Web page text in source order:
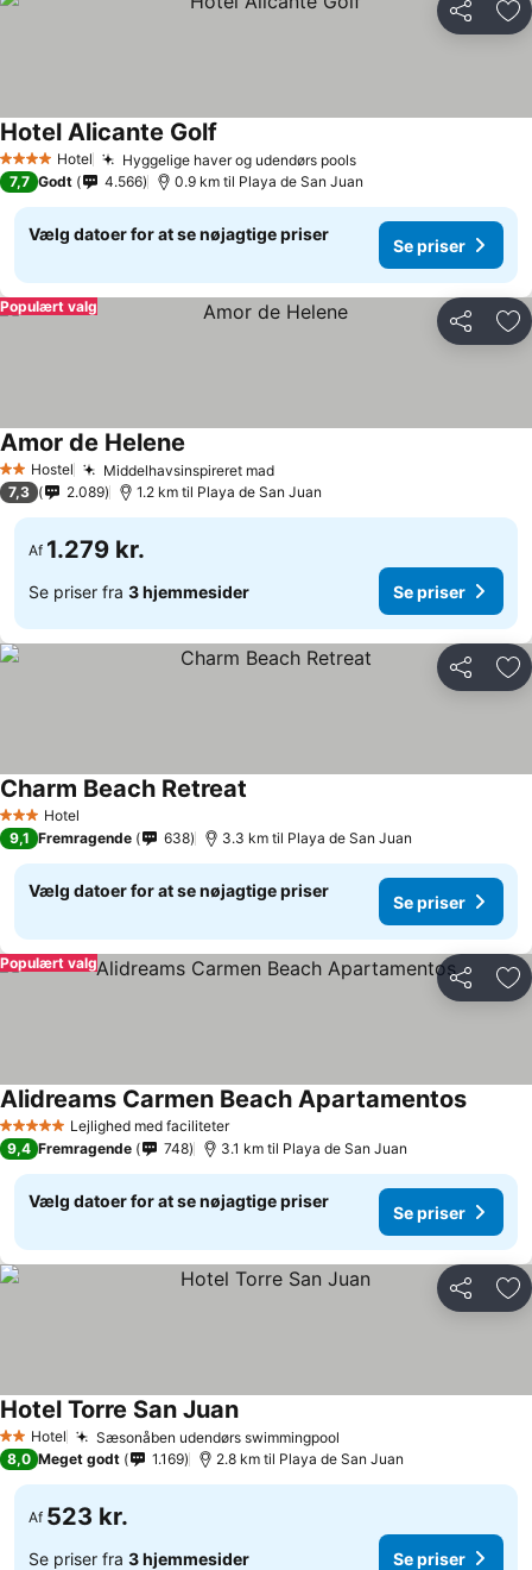
Del
4 StjernerHotel Hyggelige haver og udendørs pools
Hotel Alicante Golf
7,7 Godt 4.566 0.9 km til Playa de San Juan
Vælg datoer for at se nøjagtige priser
Se priser
Del
Populært valg
2 Stjerner
Hostel Middelhavsinspireret mad
Amor de Helene
7,3 2.089 1.2 km til Playa de San Juan
Af 1.279 kr.
Se priser fra 3 hjemmesider Se priser
Del
3 StjernerHotel
Charm Beach Retreat
9,1 Fremragende 638 3.3 km til Playa de San Juan
Vælg datoer for at se nøjagtige priser
Se priser
Del
Populært valg
5 Stjerner Lejlighed med faciliteter
Alidreams Carmen Beach Apartamentos
9,4 Fremragende 748 3.1 km til Playa de San Juan
Vælg datoer for at se nøjagtige priser
Se priser
Del
2 Stjerner
Hotel Sæsonåben udendørs swimmingpool
Hotel Torre San Juan
8,0 Meget godt 1.169 2.8 km til Playa de San Juan
Af 523 kr.
Se priser fra 3 hjemmesider Se priser